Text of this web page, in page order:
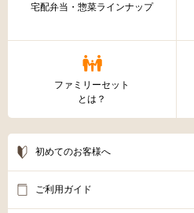
宅配弁当・惣菜ラインナップ
ファミリーセット
とは？
初めてのお客様へ
ご利用ガイド